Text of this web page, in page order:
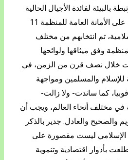
بالبيئة لفائدة الأجيال الحالية
والمستقبلية. وقد تعاقب على الأمانة العامة للمنظمة 11
من 10دول إسلامية، تم انتخابهم من مختلف
وفق ميثاقها ولوائحها
خلال نصف قرن من الزمن، في
والمسلمين ومواجهة
كما ساندت- ولا زالت-
في مختلف أنحاء العالم، ويجب أن
والصحيح والعادل. جدير بالذكر
الإسلامي ليست مقصورة على
بأدوار اقتصادية وتنموية